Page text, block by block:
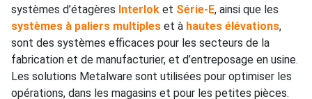
systèmes d’étagères Interlok et Série-E, ainsi que les
systèmes à paliers multiples et à hautes élévations,
sont des systèmes efficaces pour les secteurs de la
fabrication et de manufacturier, et d’entreposage en usine.
Les solutions Metalware sont utilisées pour optimiser les
opérations, dans les magasins et pour les petites pièces.